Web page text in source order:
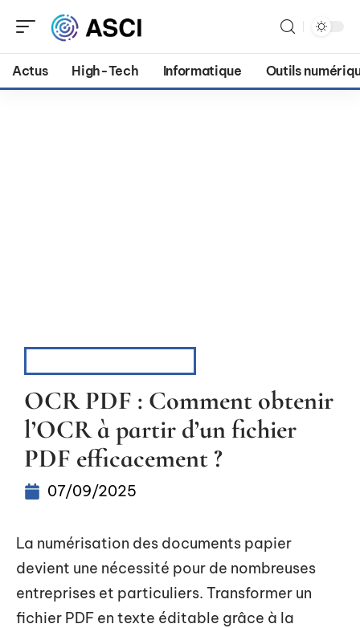
Actus High-Tech Informatique Outils
OCR PDF : Comment obtenir
l’OCR à partir d’un fichier
PDF efficacement ?
07/09/2025
La numérisation des documents papier
devient une nécessité pour de nombreuses
entreprises et particuliers. Transformer un
fichier PDF en texte éditable grâce à la